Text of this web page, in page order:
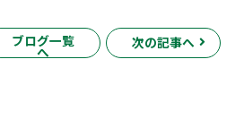
ブログ一覧
へ
次の記事へ